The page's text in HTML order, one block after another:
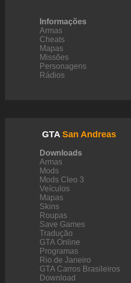
Informações
Armas
Cheats
Mapas
Missões
Personagens
Rádios
GTA San Andreas
Downloads
Armas
Mods
Mods Cleo 3
Veículos
Mapas
Skins
Roupas
Save Games
Tradução
GTA Online
Programas
Rio de Janeiro
GTA Carros Brasileiros
Download